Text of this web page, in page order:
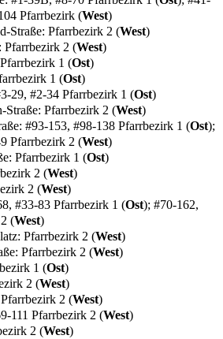
Pfarrbezirk (West)
Straße: Pfarrbezirk 2 (West)
Pfarrbezirk 2 (West)
1 (Ost)
1 (Ost)
29, #2-34 Pfarrbezirk 1 (Ost)
Straße: Pfarrbezirk 2 (West)
#93-153, #98-138 Pfarrbezirk 1 (Ost);
Pfarrbezirk 2 (West)
Pfarrbezirk 1 (Ost)
2 (West)
2 (West)
#33-83 Pfarrbezirk 1 (Ost); #70-162,
(West)
Pfarrbezirk 2 (West)
Pfarrbezirk 2 (West)
1 (Ost)
2 (West)
2 (West)
111 Pfarrbezirk 2 (West)
2 (West)